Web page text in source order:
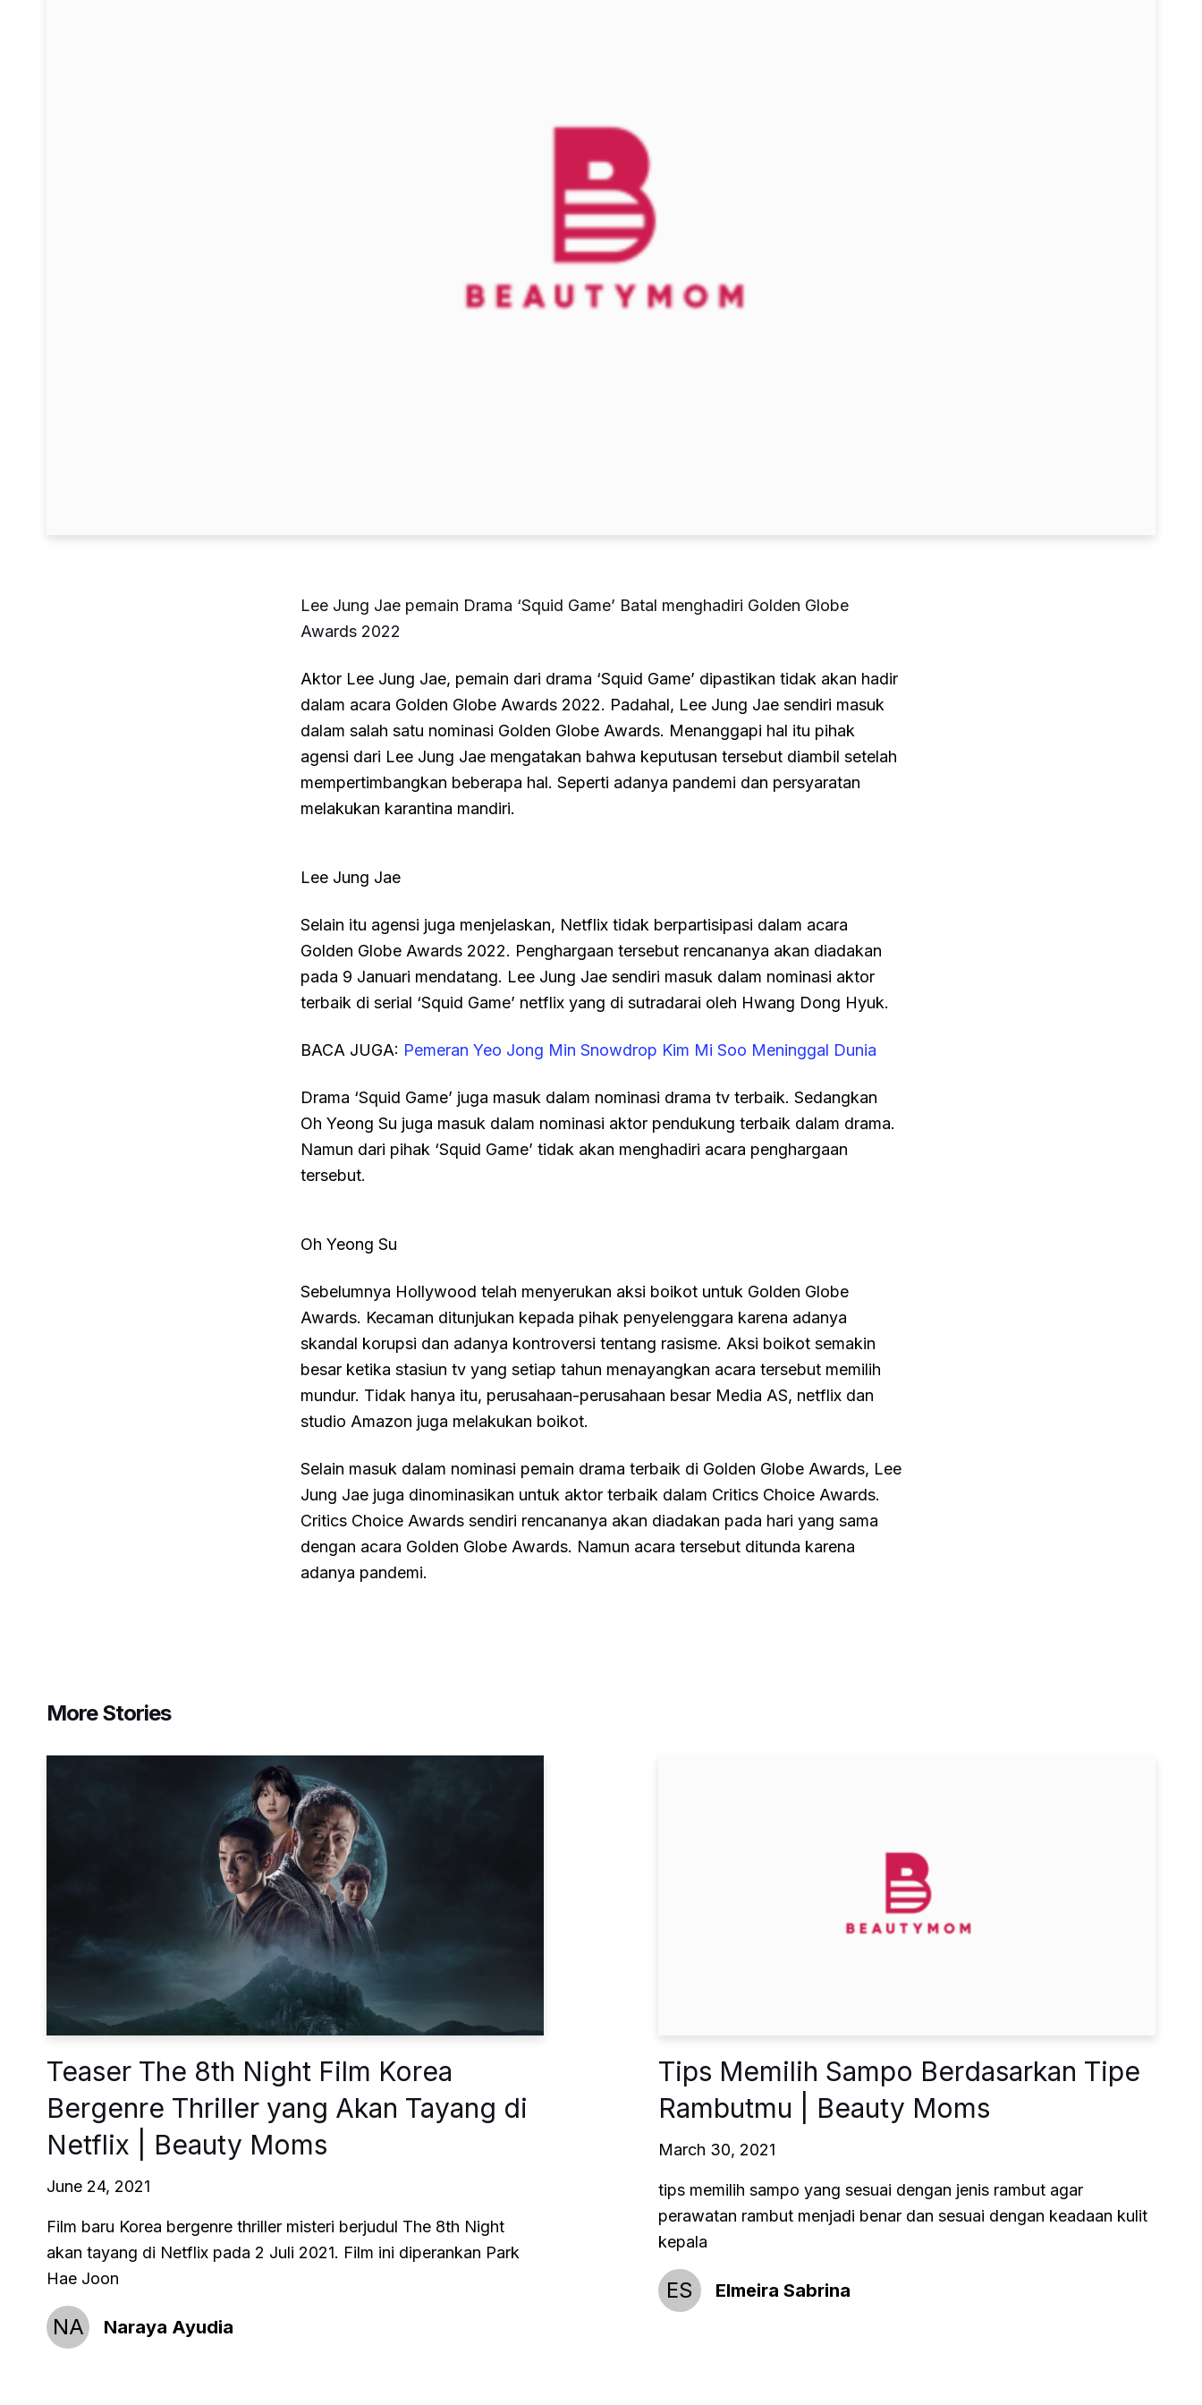
Lee Jung Jae pemain Drama ‘Squid Game’ Batal menghadiri Golden Globe
Awards 2022
Aktor Lee Jung Jae, pemain dari drama ‘Squid Game’ dipastikan tidak akan hadir
dalam acara Golden Globe Awards 2022. Padahal, Lee Jung Jae sendiri masuk
dalam salah satu nominasi Golden Globe Awards. Menanggapi hal itu pihak
agensi dari Lee Jung Jae mengatakan bahwa keputusan tersebut diambil setelah
mempertimbangkan beberapa hal. Seperti adanya pandemi dan persyaratan
melakukan karantina mandiri.
Lee Jung Jae
Selain itu agensi juga menjelaskan, Netflix tidak berpartisipasi dalam acara
Golden Globe Awards 2022. Penghargaan tersebut rencananya akan diadakan
pada 9 Januari mendatang. Lee Jung Jae sendiri masuk dalam nominasi aktor
terbaik di serial ‘Squid Game’ netflix yang di sutradarai oleh Hwang Dong Hyuk.
BACA JUGA: Pemeran Yeo Jong Min Snowdrop Kim Mi Soo Meninggal Dunia
Drama ‘Squid Game’ juga masuk dalam nominasi drama tv terbaik. Sedangkan
Oh Yeong Su juga masuk dalam nominasi aktor pendukung terbaik dalam drama.
Namun dari pihak ‘Squid Game’ tidak akan menghadiri acara penghargaan
tersebut.
Oh Yeong Su
Sebelumnya Hollywood telah menyerukan aksi boikot untuk Golden Globe
Awards. Kecaman ditunjukan kepada pihak penyelenggara karena adanya
skandal korupsi dan adanya kontroversi tentang rasisme. Aksi boikot semakin
besar ketika stasiun tv yang setiap tahun menayangkan acara tersebut memilih
mundur. Tidak hanya itu, perusahaan-perusahaan besar Media AS, netflix dan
studio Amazon juga melakukan boikot.
Selain masuk dalam nominasi pemain drama terbaik di Golden Globe Awards, Lee
Jung Jae juga dinominasikan untuk aktor terbaik dalam Critics Choice Awards.
Critics Choice Awards sendiri rencananya akan diadakan pada hari yang sama
dengan acara Golden Globe Awards. Namun acara tersebut ditunda karena
adanya pandemi.
More Stories
Teaser The 8th Night Film Korea
Bergenre Thriller yang Akan Tayang di
Netflix | Beauty Moms
June 24, 2021
Film baru Korea bergenre thriller misteri berjudul The 8th Night
akan tayang di Netflix pada 2 Juli 2021. Film ini diperankan Park
Hae Joon
NA Naraya Ayudia
Tips Memilih Sampo Berdasarkan Tipe
Rambutmu | Beauty Moms
March 30, 2021
tips memilih sampo yang sesuai dengan jenis rambut agar
perawatan rambut menjadi benar dan sesuai dengan keadaan kulit
kepala
ES Elmeira Sabrina